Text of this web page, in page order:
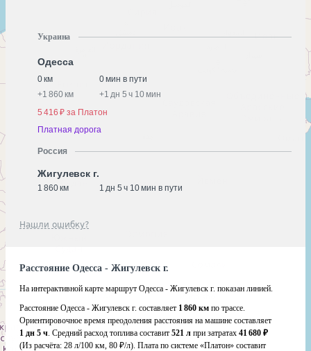
Украина
Одесса
0 км
0 мин в пути
+1 860 км +1 дн 5 ч 10 мин
5 416 ₽ за Платон
Платная дорога
Россия
Жигулевск г.
1 860 км 1 дн 5 ч 10 мин в пути
Нашли ошибку?
Расстояние Одесса - Жигулевск г.
На интерактивной карте маршрут Одесса - Жигулевск г. показан линией.
Расстояние Одесса - Жигулевск г. составляет 1 860 км по трассе.
Ориентировочное время преодоления расстояния на машине составляет
1 дн 5 ч. Средний расход топлива составит 521 л при затратах 41 680 ₽
(Из расчёта: 28 л/100 км, 80 ₽/л). Плата по системе «Платон» составит